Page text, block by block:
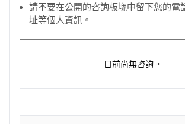
請不要在公開的咨詢板塊中留下您的電
址等個人資訊。
目前尚無咨詢。